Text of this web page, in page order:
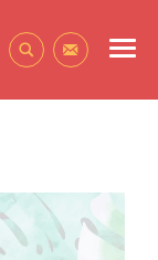
Place
Contactez-